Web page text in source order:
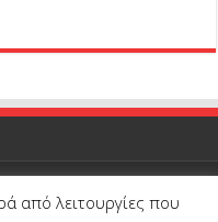
από λειτουργίες που